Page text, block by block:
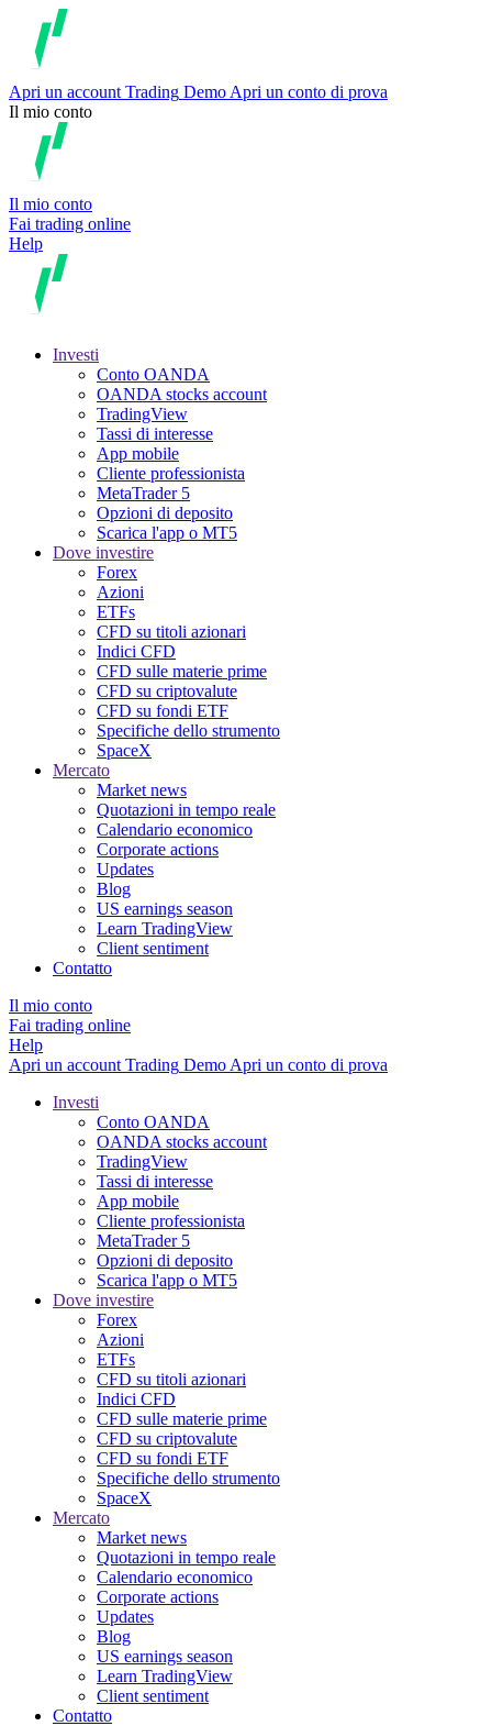
Apri un account Trading Demo Apri un conto di prova
Il mio conto
Il mio conto
Fai trading online
Help
Investi
Conto OANDA
OANDA stocks account
TradingView
Tassi di interesse
App mobile
Cliente professionista
MetaTrader 5
Opzioni di deposito
Scarica l'app o MT5
Dove investire
Forex
Azioni
ETFs
CFD su titoli azionari
Indici CFD
CFD sulle materie prime
CFD su criptovalute
CFD su fondi ETF
Specifiche dello strumento
SpaceX
Mercato
Market news
Quotazioni in tempo reale
Calendario economico
Corporate actions
Updates
Blog
US earnings season
Learn TradingView
Client sentiment
Contatto
Il mio conto
Fai trading online
Help
Apri un account Trading Demo Apri un conto di prova
Investi
Conto OANDA
OANDA stocks account
TradingView
Tassi di interesse
App mobile
Cliente professionista
MetaTrader 5
Opzioni di deposito
Scarica l'app o MT5
Dove investire
Forex
Azioni
ETFs
CFD su titoli azionari
Indici CFD
CFD sulle materie prime
CFD su criptovalute
CFD su fondi ETF
Specifiche dello strumento
SpaceX
Mercato
Market news
Quotazioni in tempo reale
Calendario economico
Corporate actions
Updates
Blog
US earnings season
Learn TradingView
Client sentiment
Contatto